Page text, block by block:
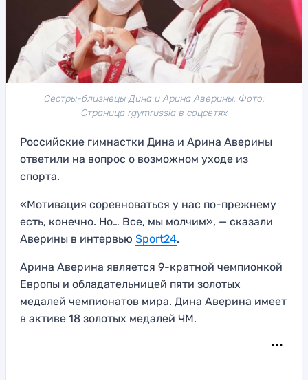
Сестры-близнецы Дина и Арина Аверины. Фото:
Страница rgymrussia в соцсетях
Российские гимнастки Дина и Арина Аверины
ответили на вопрос о возможном уходе из
спорта.
«Мотивация соревноваться у нас по-прежнему
есть, конечно. Но… Все, мы молчим», — сказали
Аверины в интервью Sport24.
Арина Аверина является 9-кратной чемпионкой
Европы и обладательницей пяти золотых
медалей чемпионатов мира. Дина Аверина имеет
в активе 18 золотых медалей ЧМ.